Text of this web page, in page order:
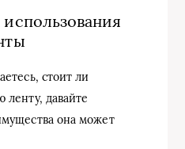
стоит ли
ленту, давайте
она может